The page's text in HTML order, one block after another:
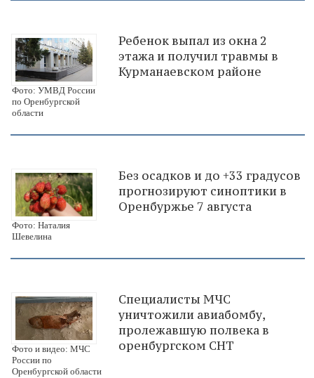
Фото: УМВД России
по Оренбургской
области
Ребенок выпал из окна 2
этажа и получил травмы в
Курманаевском районе
Фото: Наталия
Шевелина
Без осадков и до +33 градусов
прогнозируют синоптики в
Оренбуржье 7 августа
Фото и видео: МЧС
России по
Оренбургской области
Специалисты МЧС
уничтожили авиабомбу,
пролежавшую полвека в
оренбургском СНТ